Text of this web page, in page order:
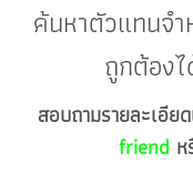
ค้นหาตัวแทนจำ
ถูกต้อง
สอบถามรายละเอีย
friend